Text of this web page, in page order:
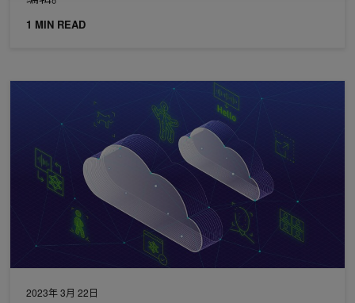
1 MIN READ
2023年 3月 22日
NVIDIA Maxine 提升云端视频会议